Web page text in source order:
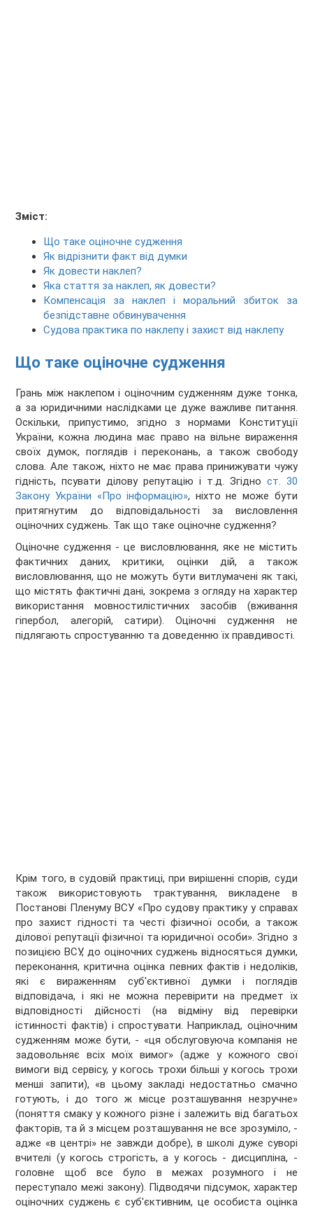
Зміст:
Що таке оціночне судження
Як відрізнити факт від думки
Як довести наклеп?
Яка стаття за наклеп, як довести?
Компенсація за наклеп і моральний збиток за
безпідставне обвинувачення
Судова практика по наклепу і захист від наклепу
Що таке оціночне судження
Грань між наклепом і оціночним судженням дуже тонка,
а за юридичними наслідками це дуже важливе питання.
Оскільки, припустимо, згідно з нормами Конституції
України, кожна людина має право на вільне вираження
своїх думок, поглядів і переконань, а також свободу
слова. Але також, ніхто не має права принижувати чужу
гідність, псувати ділову репутацію і т.д. Згідно ст. 30
Закону України «Про інформацію», ніхто не може бути
притягнутим до відповідальності за висловлення
оціночних суджень. Так що таке оціночне судження?
Оціночне судження - це висловлювання, яке не містить
фактичних даних, критики, оцінки дій, а також
висловлювання, що не можуть бути витлумачені як такі,
що містять фактичні дані, зокрема з огляду на характер
використання мовностилістичних засобів (вживання
гіпербол, алегорій, сатири). Оціночні судження не
підлягають спростуванню та доведенню їх правдивості.
Крім того, в судовій практиці, при вирішенні спорів, суди
також використовують трактування, викладене в
Постанові Пленуму ВСУ «Про судову практику у справах
про захист гідності та честі фізичної особи, а також
ділової репутації фізичної та юридичної особи». Згідно з
позицією ВСУ, до оціночних суджень відносяться думки,
переконання, критична оцінка певних фактів і недоліків,
які є вираженням суб'єктивної думки і поглядів
відповідача, і які не можна перевірити на предмет їх
відповідності дійсності (на відміну від перевірки
істинності фактів) і спростувати. Наприклад, оціночним
судженням може бути, - «ця обслуговуюча компанія не
задовольняє всіх моїх вимог» (адже у кожного свої
вимоги від сервісу, у когось трохи більші у когось трохи
менші запити), «в цьому закладі недостатньо смачно
готують, і до того ж місце розташування незручне»
(поняття смаку у кожного різне і залежить від багатьох
факторів, та й з місцем розташування не все зрозуміло, -
адже «в центрі» не завжди добре), в школі дуже суворі
вчителі (у когось строгість, а у когось - дисципліна, -
головне щоб все було в межах розумного і не
переступало межі закону). Підводячи підсумок, характер
оціночних суджень є суб'єктивним, це особиста оцінка